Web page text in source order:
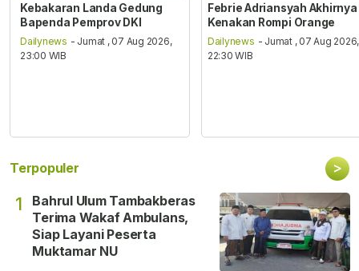
Kebakaran Landa Gedung
Bapenda Pemprov DKI
Dailynews - Jumat , 07 Aug 2026,
23:00 WIB
Febrie Adriansyah Akhirnya
Kenakan Rompi Orange
Dailynews - Jumat , 07 Aug 2026,
22:30 WIB
Terpopuler >
1
Bahrul Ulum Tambakberas
Terima Wakaf Ambulans,
Siap Layani Peserta
Muktamar NU